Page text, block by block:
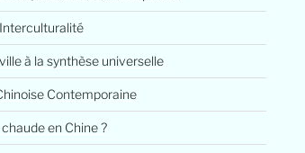
à la synthèse universelle
Contemporaine
en Chine ?